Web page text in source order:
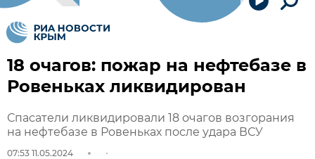
18 очагов: пожар на нефтебазе в
Ровеньках ликвидирован
Спасатели ликвидировали 18 очагов возгорания
на нефтебазе в Ровеньках после удара ВСУ
07:53 11.05.2024